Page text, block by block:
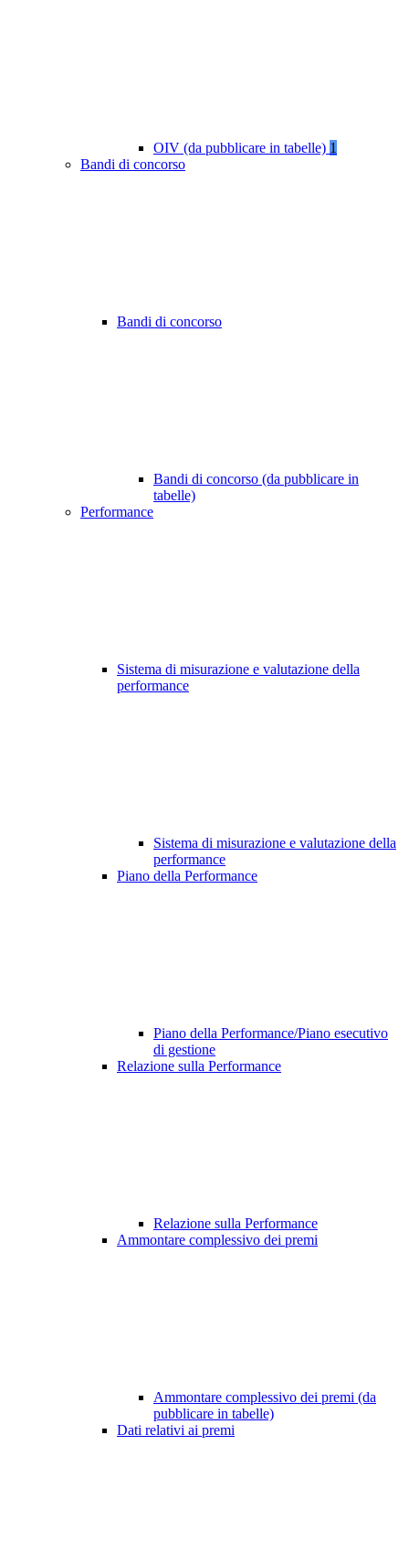
OIV (da pubblicare in tabelle) 1
Bandi di concorso
Bandi di concorso
Bandi di concorso (da pubblicare in
tabelle)
Performance
Sistema di misurazione e valutazione della
performance
Sistema di misurazione e valutazione della
performance
Piano della Performance
Piano della Performance/Piano esecutivo
di gestione
Relazione sulla Performance
Relazione sulla Performance
Ammontare complessivo dei premi
Ammontare complessivo dei premi (da
pubblicare in tabelle)
Dati relativi ai premi